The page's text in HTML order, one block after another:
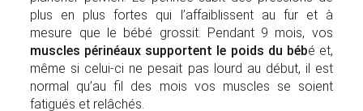
plus en plus fortes qui l’affaiblissent au fur et à
mesure que le bébé grossit. Pendant 9 mois, vos
muscles périnéaux supportent le poids du bébé et,
même si celui-ci ne pesait pas lourd au début, il est
normal qu’au fil des mois vos muscles se soient
fatigués et relâchés.